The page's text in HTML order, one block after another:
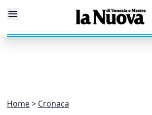
Home Cronaca